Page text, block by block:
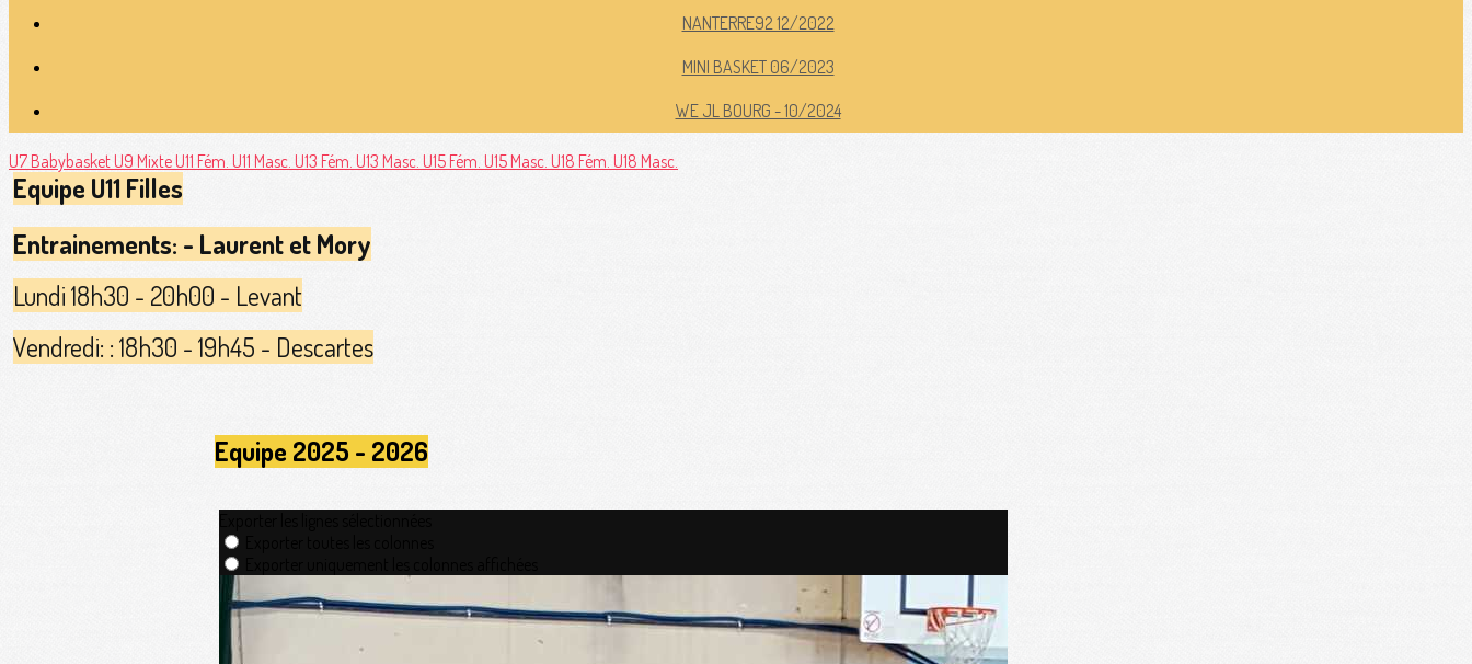
NANTERRE92 12/2022
MINI BASKET 06/2023
WE JL BOURG - 10/2024
U7 Babybasket U9 MixteU11 Fém. U11 Masc. U13 Fém. U13 Masc. U15 Fém. U15 Masc. U18 Fém. U18 Masc.
Equipe U11 Filles
Entrainements: - Laurent et Mory
Lundi 18h30 - 20h00 - Levant
Vendredi: : 18h30 - 19h45 - Descartes
Equipe 2025 - 2026